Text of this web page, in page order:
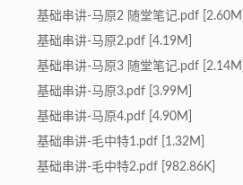
基础串讲-马原2 随堂笔记.pdf
基础串讲-马原2.pdf [4.19M]
基础串讲-马原3 随堂笔记.pdf
基础串讲-马原3.pdf [3.99M]
基础串讲-马原4.pdf [4.90M]
基础串讲-毛中特1.pdf [1.32M]
基础串讲-毛中特2.pdf [982.86K]